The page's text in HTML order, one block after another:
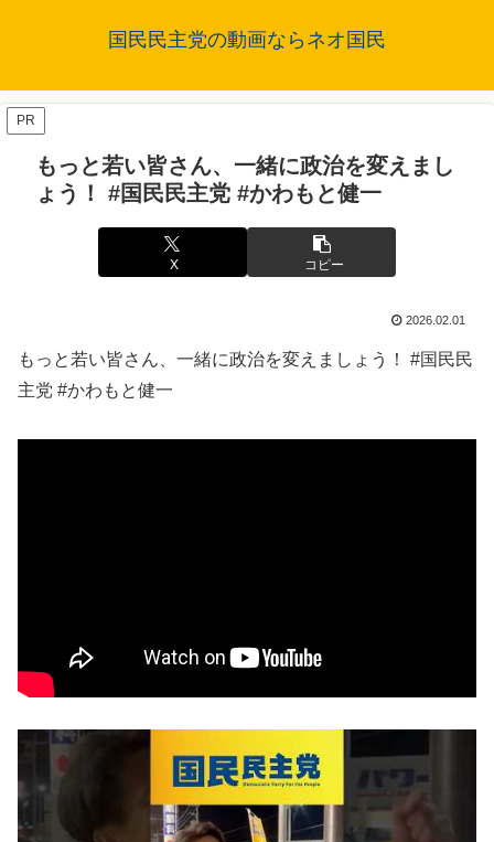
国民民主党の動画ならネオ国民
PR
もっと若い皆さん、一緒に政治を変えまし
ょう！ #国民民主党 #かわもと健一
X コピー
2026.02.01
もっと若い皆さん、一緒に政治を変えましょう！ #国民民
主党 #かわもと健一